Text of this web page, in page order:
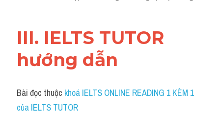
III. IELTS TUTOR
hướng dẫn
Bài đọc thuộc khoá IELTS ONLINE READING 1 KÈM 1
của IELTS TUTOR